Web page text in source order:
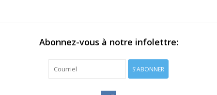
Abonnez-vous à notre infolettre:
S'ABONNER